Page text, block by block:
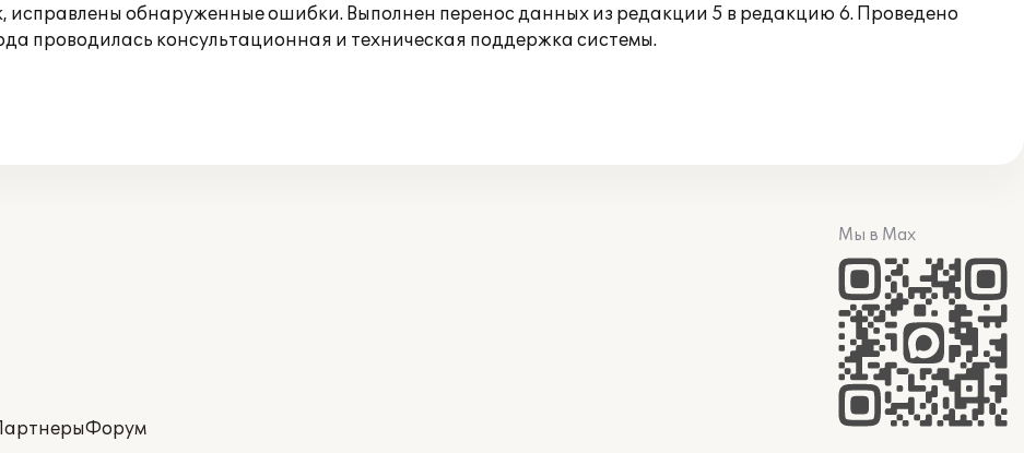
исправлены обнаруженные ошибки. Выполнен перенос данных из редакции 5 в редакцию 6. Проведено
проводилась консультационная и техническая поддержка системы.
Форум
Мы в Max